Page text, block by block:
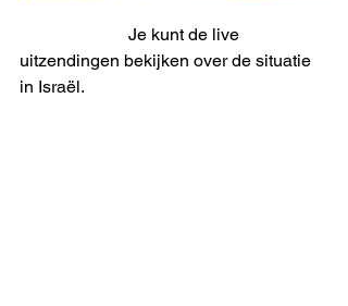
uitzendingen bekijken over de situatie
in Israël.